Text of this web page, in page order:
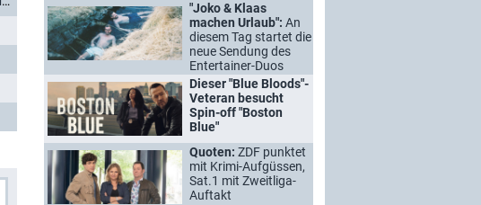
"Joko & Klaas
machen Urlaub": An
diesem Tag startet die
neue Sendung des
Entertainer-Duos
Dieser "Blue Bloods"-
Veteran besucht
Spin-off "Boston
Blue"
Quoten: ZDF punktet
mit Krimi-Aufgüssen,
Sat.1 mit Zweitliga-
Auftakt